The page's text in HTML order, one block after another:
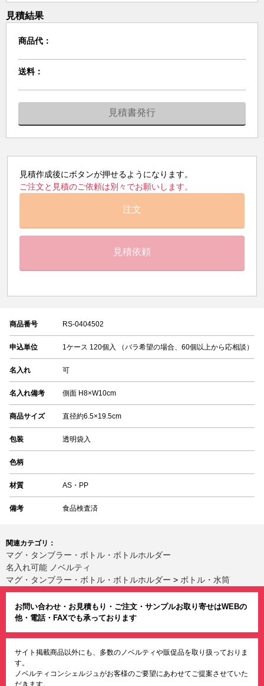
見積結果
商品代：
送料：
見積書発行
見積作成後にボタンが押せるようになります。
ご注文と見積のご依頼は別々でお願いします。
注文
見積依頼
商品番号 RS-0404502
申込単位 1ケース 120個入 （バラ希望の場合、60個以上から応相談）
名入れ 可
名入れ備考 側面 H8×W10cm
商品サイズ 直径約6.5×19.5cm
包装 透明袋入
色柄
材質 AS・PP
備考 食品検査済
関連カテゴリ：
マグ・タンブラー・ボトル・ボトルホルダー
名入れ可能 ノベルティ
マグ・タンブラー・ボトル・ボトルホルダー > ボトル・水筒
お問い合わせ・お見積もり・ご注文・サンプルお取り寄せはWEBの
他・電話・FAXでも承っております
サイト掲載商品以外にも、多数のノベルティや販促品を取り扱っておりま
す。
ノベルティコンシェルジュがお客様のご要望にあわせてご提案させていた
だきます。